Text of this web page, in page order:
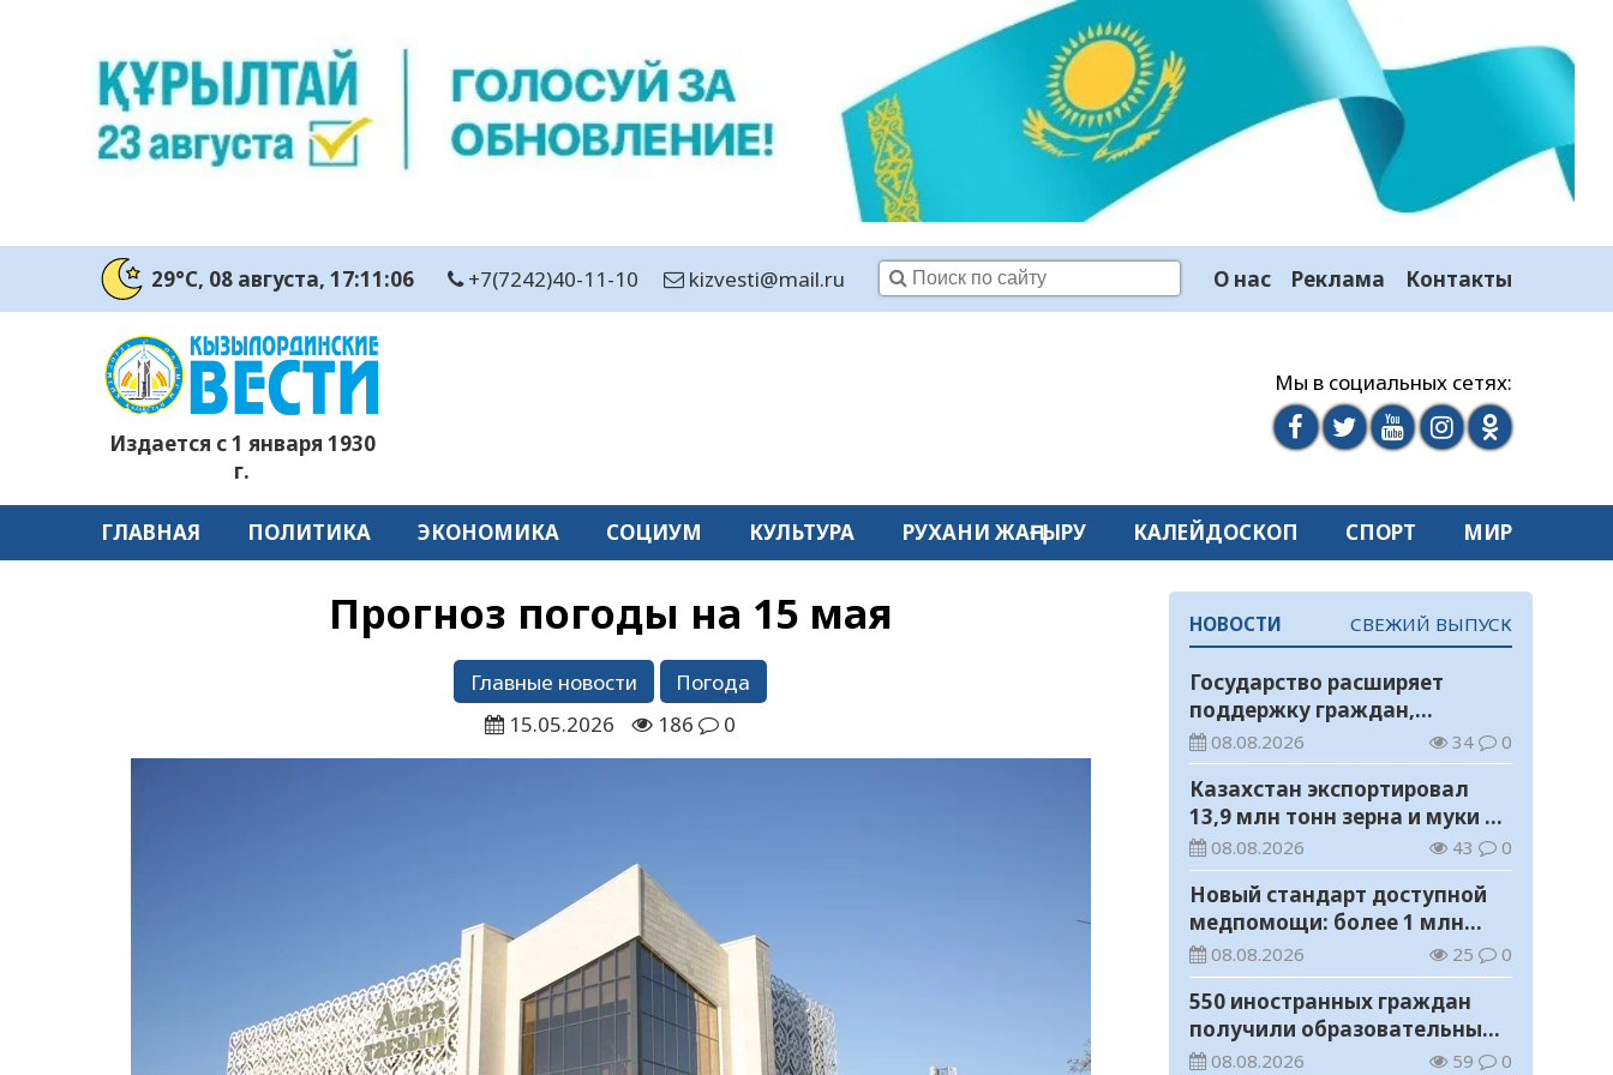
29°C, 08 августа, 17:11:07 +7(7242)40-11-10 kizvesti@mail.ru О нас Реклама Контакты
Издается с 1 января 1930
г.
Мы в социальных сетях:
ГЛАВНАЯ ПОЛИТИКА ЭКОНОМИКА СОЦИУМ КУЛЬТУРА РУХАНИ ЖАҢҒЫРУ КАЛЕЙДОСКОП СПОРТ МИР
Прогноз погоды на 15 мая
Главные новости
Погода
15.05.2026
186 0
НОВОСТИ СВЕЖИЙ ВЫПУСК
Государство расширяет
поддержку граждан,
переезжающих в новые
регионы для работы
08.08.2026 34 0
Казахстан экспортировал
13,9 млн тонн зерна и муки в
зерновом эквиваленте
08.08.2026 43 0
Новый стандарт доступной
медпомощи: более 1 млн
казахстанцев получили
телемедицинские услуги
08.08.2026 25 0
550 иностранных граждан
получили образовательные
гранты для обучения в
08.08.2026 59 0